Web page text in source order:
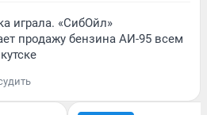
играла. «СибОйл»
продажу бензина АИ-95 всем